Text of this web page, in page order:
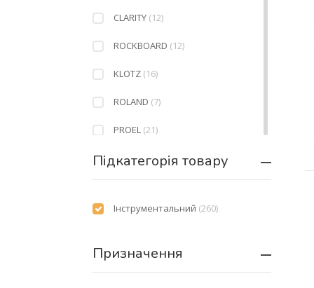
CLARITY (12)
ROCKBOARD (12)
KLOTZ (16)
ROLAND (7)
PROEL (21)
DH(8)
ROCKCABLE(21)
SOUNDKING(2)
Підкатегорія товару
Інструментальний (260)
Призначення